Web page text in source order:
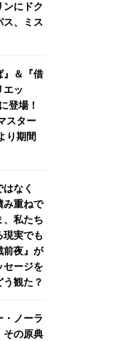
ンにドク
ス、ミス
』＆『借
エッ
登場！
スター
り期間
はなく
み重ねで
、私たち
現実でも
夜』が
セージを
観た？
・ノーラ
その原典